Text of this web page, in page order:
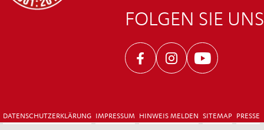
FOLGEN SIE UNS
FacebookInstagramYoutube
DATENSCHUTZERKLÄRUNG IMPRESSUM HINWEIS MELDEN SITEMAP PRESSE